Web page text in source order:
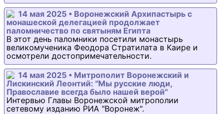
14 мая 2025 • Воронежский Архипастырь с
монашеской делегацией продолжает
паломничество по святыням Египта
В этот день паломники посетили монастырь
великомученика Феодора Стратилата в Каире и
осмотрели достопримечательности.
14 мая 2025 • Митрополит Воронежский и
Лискинский Леонтий: "Мы русские люди,
Православие всегда было нашей верой"
Интервью Главы Воронежской митрополии
сетевому изданию РИА "Воронеж".